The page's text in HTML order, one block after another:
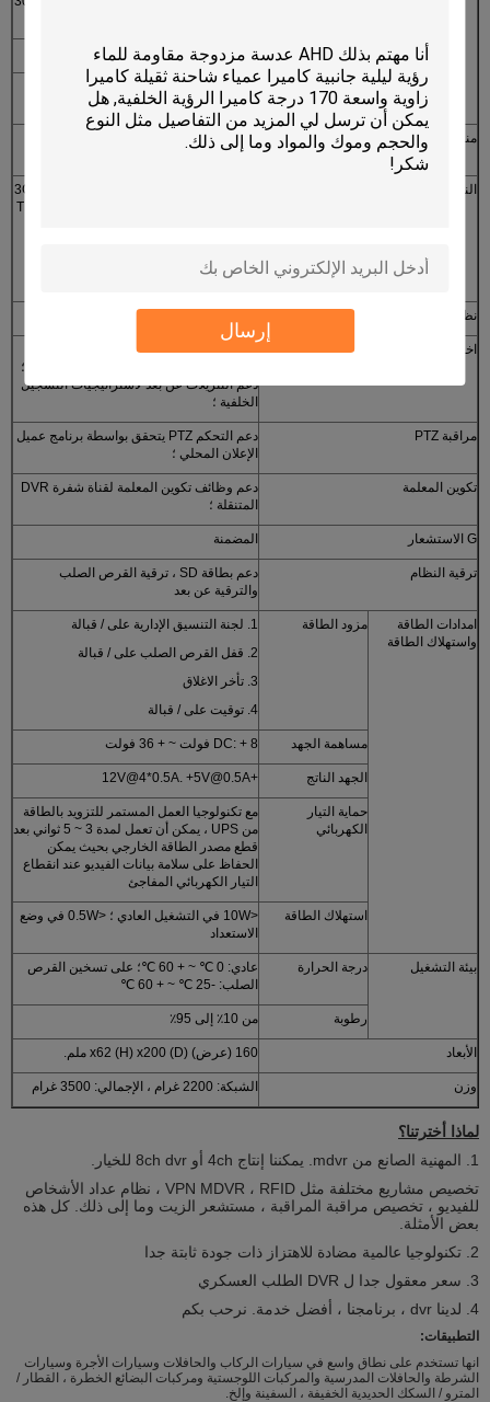
إرسال
مساحة التخزين إنذار دعم الإعدادات للتنبيه من مساحة التخزين
وظيفة التنبيه
GPS إنذار السرعة الزائدة ، إنذار التسارع ،
إنذار كشف الحركة
منافذ الاتصالات
للتكيف الذاتي
النقل اللاسلكي (اختياري)
جزءا لا يتجزأ من وحدة الإرسال اللاسلكي 3G ،
WCDMA ، CDMA2000 ، نظام TD-SCDMA
وحدة واي فاي مضمنة ؛
نظام تحديد المواقع (اختياري) دعم نظام تحديد المواقع الخارجي
اختيار قناة نقل البيانات عن بعد
دعم الجيل الثالث (3G) ، إرسال قناة بيانات
Wi-Fi ، دعم إستراتيجية إرسال أولوية Wi-Fi ؛
دعم التنزيلات عن بعد لاستراتيجيات التسجيل
الخلفية ؛
مراقبة PTZ
دعم التحكم PTZ يتحقق بواسطة برنامج عميل
الإعلان المحلي ؛
تكوين المعلمة
دعم وظائف تكوين المعلمة لقناة شفرة DVR
المتنقلة ؛
G الاستشعار المضمنة
ترقية النظام
دعم بطاقة SD ، ترقية القرص الصلب
والترقية عن بعد
امدادات الطاقة
واستهلاك الطاقة
مزود الطاقة
1. لجنة التنسيق الإدارية على / قبالة
2. قفل القرص الصلب على / قبالة
3. تأخر الاغلاق
4. توقيت على / قبالة
مساهمة الجهد DC: + 8 فولت ~ + 36 فولت
الجهد الناتج +12V@4*0.5A. +5V@0.5A
حماية التيار
الكهربائي
مع تكنولوجيا العمل المستمر للتزويد بالطاقة
من UPS ، يمكن أن تعمل لمدة 3 ~ 5 ثواني بعد
قطع مصدر الطاقة الخارجي بحيث يمكن
الحفاظ على سلامة بيانات الفيديو عند انقطاع
التيار الكهربائي المفاجئ
استهلاك الطاقة
<10W في التشغيل العادي ؛ <0.5W في وضع
الاستعداد
بيئة التشغيل درجة الحرارة
عادي: 0 ℃ ~ + 60 ℃؛ على تسخين القرص
الصلب: -25 ℃ ~ + 60 ℃
رطوبة من 10٪ إلى 95٪
الأبعاد 160 (عرض) x62 (H) x200 (D) ملم.
وزن الشبكة: 2200 غرام ، الإجمالي: 3500 غرام
لماذا أخترتنا؟
1. المهنية الصانع من mdvr. يمكننا إنتاج 4ch أو 8ch dvr للخيار.
تخصيص مشاريع مختلفة مثل VPN MDVR ، RFID ، نظام عداد الأشخاص
للفيديو ، تخصيص مراقبة المراقبة ، مستشعر الزيت وما إلى ذلك. كل هذه
بعض الأمثلة.
2. تكنولوجيا عالمية مضادة للاهتزاز ذات جودة ثابتة جدا
3. سعر معقول جدا ل DVR الطلب العسكري
4. لدينا dvr ، برنامجنا ، أفضل خدمة. نرحب بكم
التطبيقات:
انها تستخدم على نطاق واسع في سيارات الركاب والحافلات وسيارات الأجرة وسيارات
الشرطة والحافلات المدرسية والمركبات اللوجستية ومركبات البضائع الخطرة ، القطار /
المترو / السكك الحديدية الخفيفة ، السفينة وإلخ.